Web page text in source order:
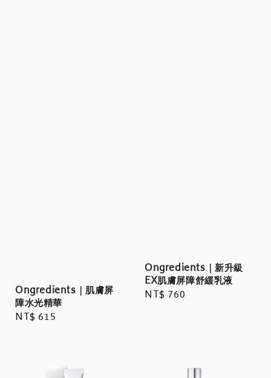
Ongredients｜肌膚屏
障水光精華
Regular
NT$ 615
Ongredients｜新升級
EX肌膚屏障舒緩乳液
Regular
NT$ 760